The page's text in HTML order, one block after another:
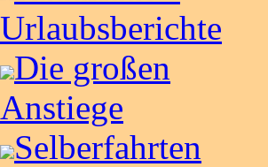
Urlaubsberichte
Die großen
Anstiege
Selberfahrten